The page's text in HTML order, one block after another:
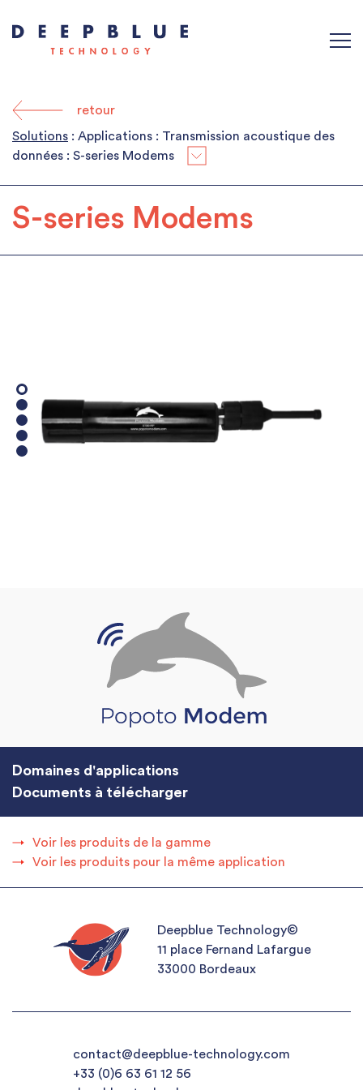
Solutions : Applications : Transmission acoustique des
données : S-series Modems
retour
S-series Modems
Domaines d'applications
Documents à télécharger
Voir les produits de la gamme
Voir les produits pour la même application
Deepblue Technology©
11 place Fernand Lafargue
33000 Bordeaux
contact@deepblue-technology.com
+33 (0)6 63 61 12 56